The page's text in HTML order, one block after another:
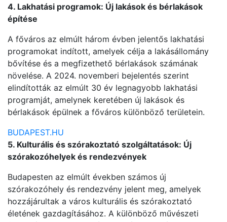
4. Lakhatási programok: Új lakások és bérlakások
építése
A főváros az elmúlt három évben jelentős lakhatási
programokat indított, amelyek célja a lakásállomány
bővítése és a megfizethető bérlakások számának
növelése. A 2024. novemberi bejelentés szerint
elindították az elmúlt 30 év legnagyobb lakhatási
programját, amelynek keretében új lakások és
bérlakások épülnek a főváros különböző területein.
BUDAPEST.HU
5. Kulturális és szórakoztató szolgáltatások: Új
szórakozóhelyek és rendezvények
Budapesten az elmúlt években számos új
szórakozóhely és rendezvény jelent meg, amelyek
hozzájárultak a város kulturális és szórakoztató
életének gazdagításához. A különböző művészeti